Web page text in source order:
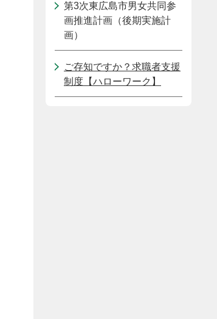
第3次東広島市男女共同参
画推進計画（後期実施計
画）
ご存知ですか？求職者支援
制度【ハローワーク】